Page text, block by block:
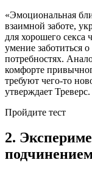
«Эмоциональная
взаимной заботе,
для хорошего
умение заботиться
потребностях.
комфорте
требуют чего-то
утверждает Треверс.
Пройдите тест
2.